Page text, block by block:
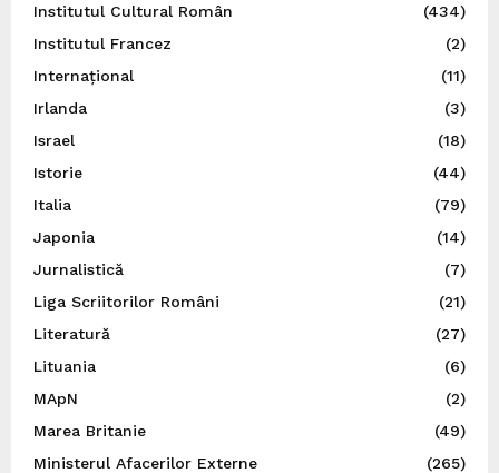
Institutul Cultural Român
(434)
Institutul Francez
(2)
Internațional
(11)
Irlanda
(3)
Israel
(18)
Istorie
(44)
Italia
(79)
Japonia
(14)
Jurnalistică
(7)
Liga Scriitorilor Români
(21)
Literatură
(27)
Lituania
(6)
MApN
(2)
Marea Britanie
(49)
Ministerul Afacerilor Externe
(265)